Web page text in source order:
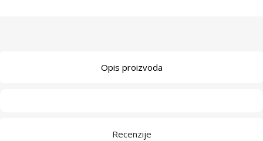
Opis proizvoda
Recenzije